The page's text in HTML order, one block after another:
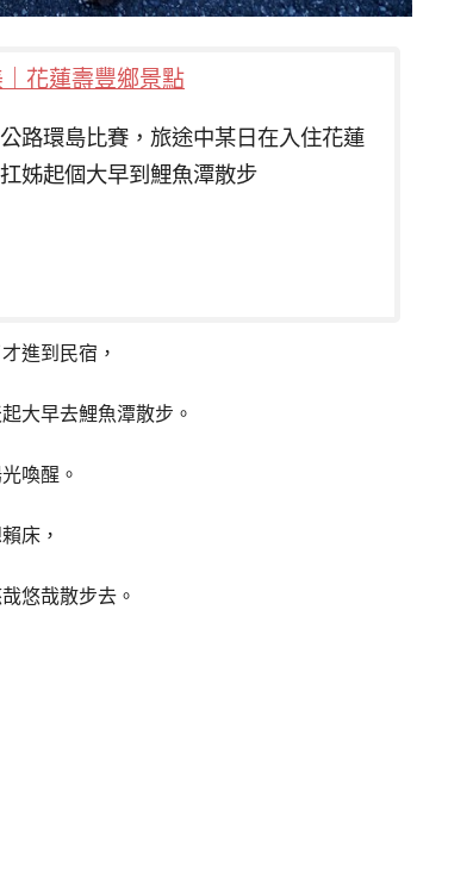
花蓮壽豐鄉景點
路環島比賽，旅途中某日在入住花蓮
姊起個大早到鯉魚潭散步
進到民宿，
大早去鯉魚潭散步。
喚醒。
床，
悠哉散步去 。